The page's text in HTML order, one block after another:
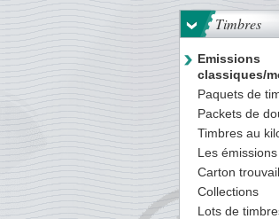
Timbres
Emissions
classiques/
Paquets de
Packets de
Timbres au
Les
Carton
Collections
Lots de